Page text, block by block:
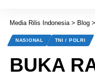
Media Rilis Indonesia> Blog >
NASIONAL TNI / POLRI
BUKA